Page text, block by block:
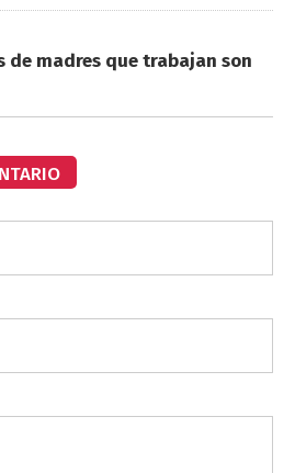
de madres que trabajan son